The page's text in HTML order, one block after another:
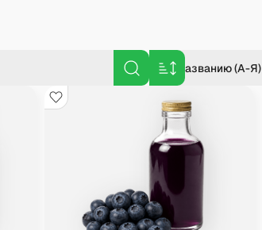
По названию (А-Я)